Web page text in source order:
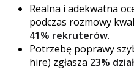
Realna i adekwatna
podczas rozmowy
41% rekruterów.
Potrzebę poprawy
hire) zgłasza 23%